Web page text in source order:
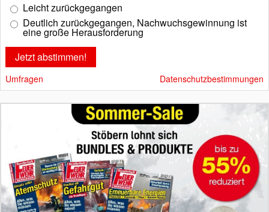
Leicht zurückgegangen
Deutlich zurückgegangen, Nachwuchsgewinnung ist
eine große Herausforderung
Umfragen Datenschutzbestimmungen